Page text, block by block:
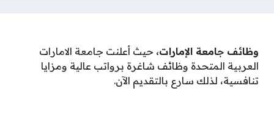
وظائف جامعة الإمارات، حيث أعلنت جامعة الامارات
العربية المتحدة وظائف شاغرة برواتب عالية ومزايا
تنافسية، لذلك سارع بالتقديم الآن.